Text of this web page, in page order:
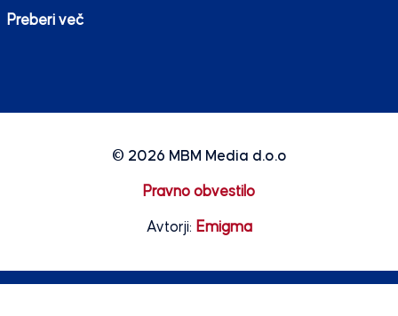
Preberi več
© 2026 MBM Media d.o.o
Pravno obvestilo
Avtorji: Emigma